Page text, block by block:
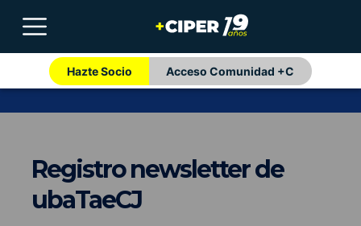
Hazte Socio Acceso Comunidad +C
Registro newsletter de
ubaTaeCJ